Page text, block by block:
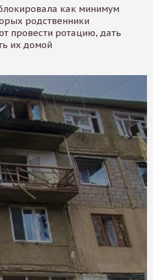
как минимум
родственники
провести ротацию, дать
их домой